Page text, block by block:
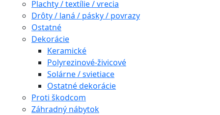
Plachty / textílie / vrecia
Drôty / laná / pásky / povrazy
Ostatné
Dekorácie
Keramické
Polyrezinové-živicové
Solárne / svietiace
Ostatné dekorácie
Proti škodcom
Záhradný nábytok